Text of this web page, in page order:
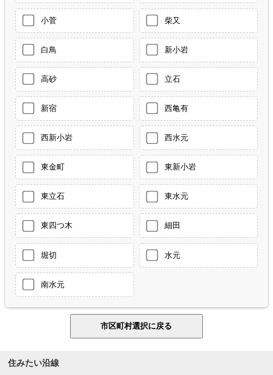
小菅 柴又
白鳥 新小岩
高砂 立石
新宿 西亀有
西新小岩 西水元
東金町 東新小岩
東立石 東水元
東四つ木 細田
堀切 水元
南水元
住みたい沿線